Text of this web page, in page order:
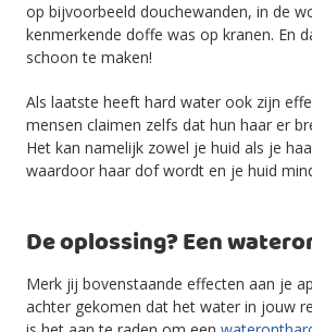
op bijvoorbeeld douchewanden, in de
kenmerkende doffe was op kranen. En
schoon te maken!
Als laatste heeft hard water ook zijn
mensen claimen zelfs dat hun haar er
Het kan namelijk zowel je huid als je
waardoor haar dof wordt en je huid
De oplossing? Een
Merk jij bovenstaande effecten aan je
achter gekomen dat het water in jouw